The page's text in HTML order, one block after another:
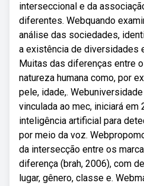
interseccional e da
diferentes. Webquando
análise das sociedades,
a existência de diversidades
Muitas das diferenças entre
natureza humana como, por
pele, idade,.
vinculada ao mec, iniciará
inteligência artificial para
por meio da voz.
da intersecção entre os
diferença (brah, 2006), com
lugar, gênero, classe e.